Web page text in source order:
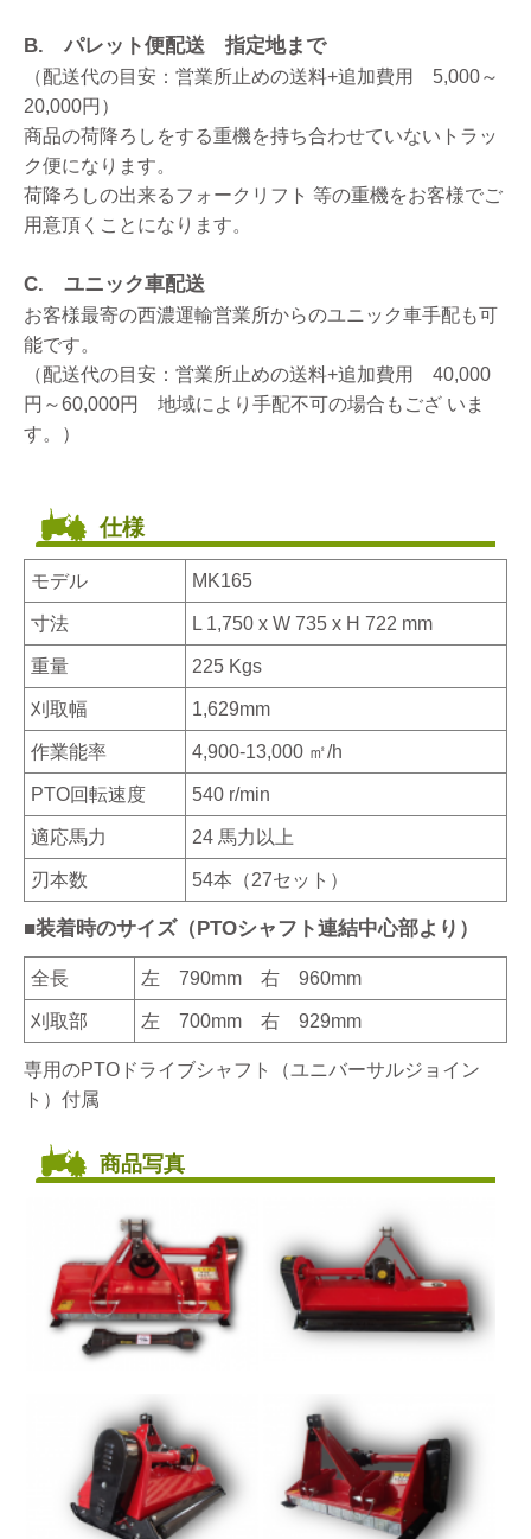
B. パレット便配送 指定地まで
（配送代の目安：営業所止めの送料+追加費用 5,000～
20,000円）
商品の荷降ろしをする重機を持ち合わせていないトラッ
ク便になります。
荷降ろしの出来るフォークリフト 等の重機をお客様でご
用意頂くことになります。
C. ユニック車配送
お客様最寄の西濃運輸営業所からのユニック車手配も可
能です。
（配送代の目安：営業所止めの送料+追加費用 40,000
円～60,000円 地域により手配不可の場合もござ いま
す。）
仕様
モデル MK165
寸法 L 1,750 x W 735 x H 722 mm
重量 225 Kgs
刈取幅 1,629mm
作業能率 4,900-13,000 ㎡/h
PTO回転速度 540 r/min
適応馬力 24 馬力以上
刃本数 54本（27セット）
■装着時のサイズ（PTOシャフト連結中心部より）
全長 左 790mm 右 960mm
刈取部 左 700mm 右 929mm
専用のPTOドライブシャフト（ユニバーサルジョイン
ト）付属
商品写真